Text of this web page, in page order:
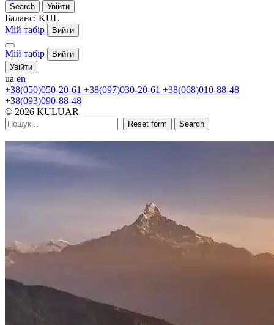
Search Увійти
Баланс: KUL
Мій табір
Вийти
Мій табір
Вийти
Увійти
ua en
+38(050)050-20-61 +38(097)030-20-61 +38(068)010-88-48
+38(093)090-88-48
© 2026 KULUAR
Reset form Search